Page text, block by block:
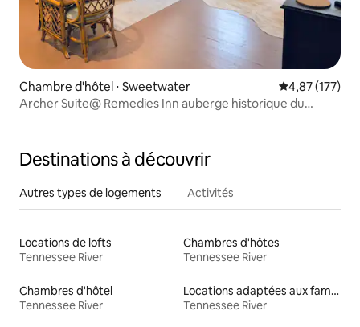
Chambre d'hôtel ⋅ Sweetwater Évaluation
4,87 (177)
Archer Suite@ Remedies Inn auberge historique du
Destinations à découvrir
Autres types de logements Activités
Locations de lofts
Tennessee River
Chambres d'hôtes
Tennessee River
Chambres d'hôtel
Tennessee River
Locations adaptées aux familles
Tennessee River